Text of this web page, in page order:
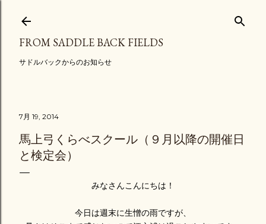
スキップしてメイン コンテンツに移動
FROM SADDLE BACK FIELDS
サドルバックからのお知らせ
7月 19, 2014
馬上弓くらべスクール（９月以降の開催日
と検定会）
みなさんこんにちは！
今日は週末に生憎の雨ですが、